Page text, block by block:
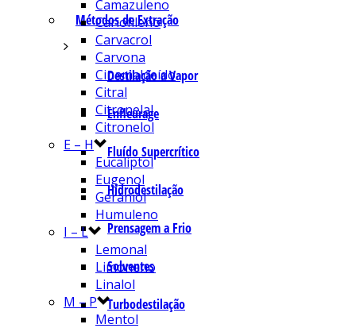
Métodos de Extração
Destilação a Vapor
Enfleurage
Fluído Supercrítico
Hidrodestilação
Prensagem a Frio
Solventes
Turbodestilação
Camazuleno
Cariofileno
Carvacrol
Carvona
Cinamaldeído
Citral
Citronelal
Citronelol
E – H
Eucaliptol
Eugenol
Geraniol
Humuleno
I – L
Lemonal
Limoneno
Linalol
M – P
Mentol